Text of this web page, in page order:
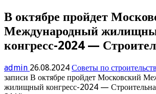
В октябре пройдет
Международный
конгресс-2024 —
admin 26.08.2024 Советы по
записи В октябре пройдет Московский
жилищный конгресс-2024 —